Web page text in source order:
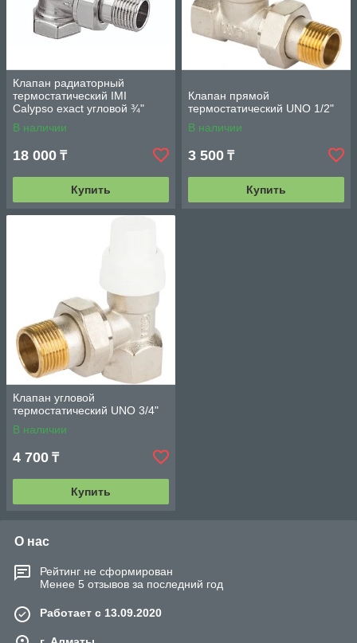
Клапан радиаторный
термостатический IMI
Calypso exact угловой ¾"
В наличии
18 000 ₸
Купить
Клапан прямой
термостатический UNO 1/2"
В наличии
3 500 ₸
Купить
Клапан угловой
термостатический UNO 3/4"
В наличии
4 700 ₸
Купить
О нас
Рейтинг не сформирован
Менее 5 отзывов за последний год
Работает с 13.09.2020